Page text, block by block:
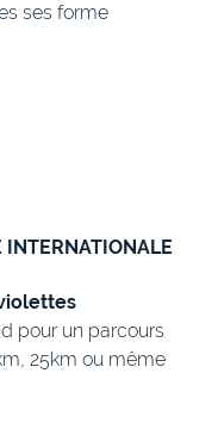
ses forme
INTERNATIONALE
pour un parcours
25km ou même